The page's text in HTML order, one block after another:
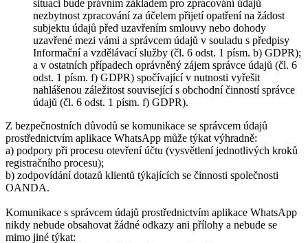
situaci bude právním základem pro zpracování údajů
nezbytnost zpracování za účelem přijetí opatření na žádost
subjektu údajů před uzavřením smlouvy nebo dohody
uzavřené mezi vámi a správcem údajů v souladu s předpisy
Informační a vzdělávací služby (čl. 6 odst. 1 písm. b) GDPR);
a v ostatních případech oprávněný zájem správce údajů (čl. 6
odst. 1 písm. f) GDPR) spočívající v nutnosti vyřešit
nahlášenou záležitost související s obchodní činností správce
údajů (čl. 6 odst. 1 písm. f) GDPR).
Z bezpečnostních důvodů se komunikace se správcem údajů
prostřednictvím aplikace WhatsApp může týkat výhradně:
a) podpory při procesu otevření účtu (vysvětlení jednotlivých kroků
registračního procesu);
b) zodpovídání dotazů klientů týkajících se činnosti společnosti
OANDA.
Komunikace s správcem údajů prostřednictvím aplikace WhatsApp
nikdy nebude obsahovat žádné odkazy ani přílohy a nebude se
mimo jiné týkat: